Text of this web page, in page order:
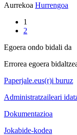
Aurrekoa Hurrengoa
1
2
Egoera ondo bidali da
Errorea egoera
Paperjale.eus(r)i buruz
Administratzaileari
Dokumentazioa
Jokabide-kodea